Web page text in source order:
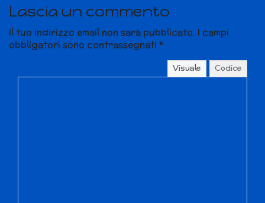
Lascia un commento
Il tuo indirizzo email non sarà pubblicato. I campi
obbligatori sono contrassegnati *
Visuale Codice